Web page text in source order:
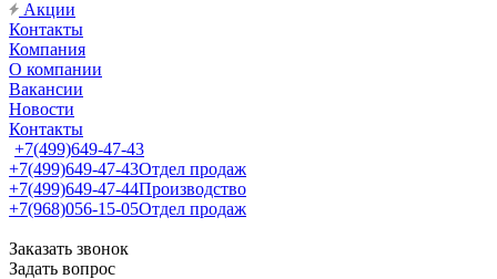
Акции
Контакты
Компания
О компании
Вакансии
Новости
Контакты
+7(499)649-47-43
+7(499)649-47-43Отдел продаж
+7(499)649-47-44Производство
+7(968)056-15-05Отдел продаж
Заказать звонок
Задать вопрос